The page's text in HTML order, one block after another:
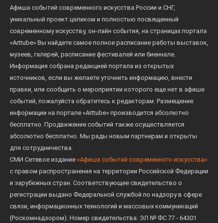
Афиша событий современного искусства России и СНГ,
уникальный проект целиком и полностью посвященный
современному искусству, он-лайн события, на страницах портала
«Arttube» Вы найдете самое полное расписание работы выставок,
музеев, галерей, расписание фестивалей или биеннале.
Информация собрана редакцией портала из открытых
источников, если вы желаете уточнить информацию, внести
правки, или сообщить о мероприятии которого еще нет в афише
событий, пожалуйста обратитесь к редакторам. Размещение
информации на портале «Arttube» производится абсолютно
бесплатно. Продвижение событий также осуществляется
абсолютно бесплатно. Мы рады новым партнерам и открыты
для сотрудничества.
СМИ Сетевое издание «Афиша событий современного искусства»
с правом распространения на территории Российской Федерации
и зарубежных стран. Соответствующее свидетельство о
регистрации выдано Федеральной службой по надзору в сфере
связи, информационных технологий и массовых коммуникаций
(Роскомнадзором). Номер свидетельства: ЭЛ № ФС 77 - 64301